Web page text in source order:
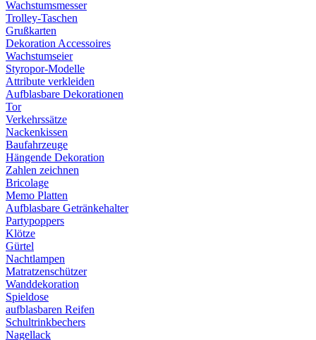
Wachstumsmesser
Trolley-Taschen
Grußkarten
Dekoration Accessoires
Wachstumseier
Styropor-Modelle
Attribute verkleiden
Aufblasbare Dekorationen
Tor
Verkehrssätze
Nackenkissen
Baufahrzeuge
Hängende Dekoration
Zahlen zeichnen
Bricolage
Memo Platten
Aufblasbare Getränkehalter
Partypoppers
Klötze
Gürtel
Nachtlampen
Matratzenschützer
Wanddekoration
Spieldose
aufblasbaren Reifen
Schultrinkbechers
Nagellack